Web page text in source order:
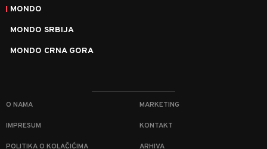
MONDO
MONDO SRBIJA
MONDO CRNA GORA
O NAMA MARKETING
IMPRESUM KONTAKT
POLITIKA O KOLAČIĆIMA ARHIVA